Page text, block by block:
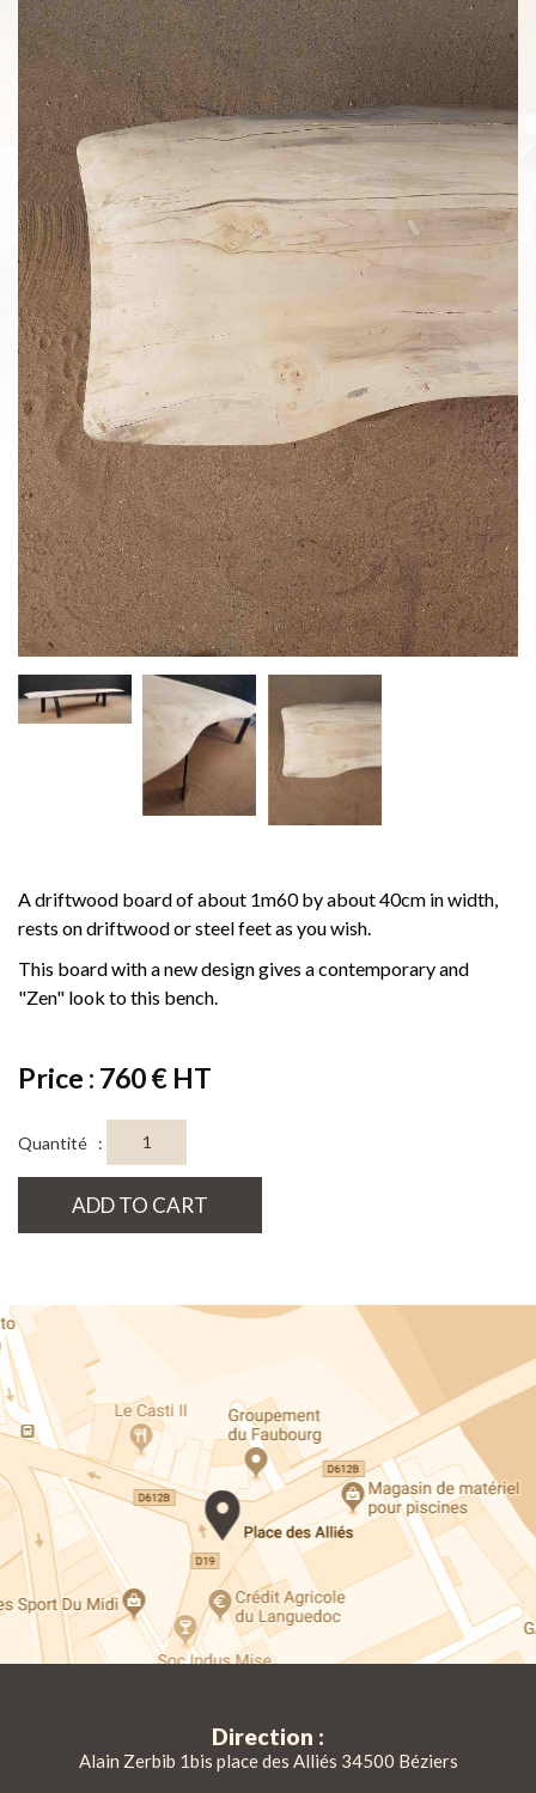
A driftwood board of about 1m60 by about 40cm in width,
rests on driftwood or steel feet as you wish.
This board with a new design gives a contemporary and
"Zen" look to this bench.
Price : 760 € HT
Quantité :
ADD TO CART
Direction :
Alain Zerbib 1bis place des Alliés 34500 Béziers